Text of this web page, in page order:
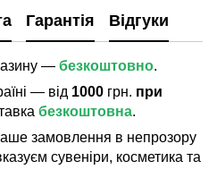
Гарантія Відгуки
— безкоштовно.
— від 1000 грн. при
безкоштовна.
замовлення в непрозору
сувеніри, косметика та